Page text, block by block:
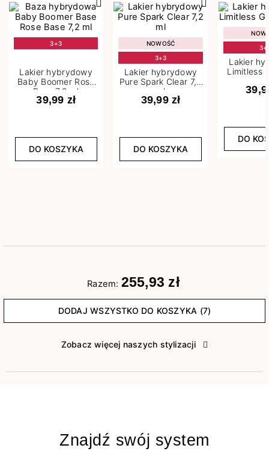
3+3
Lakier hybrydowy
Baby Boomer Rose
Base 7,2 ml
39,99 zł
DO KOSZYKA
NOWOŚĆ
3+3
Lakier hybrydowy
Pure Spark Clear 7,2
ml
39,99 zł
DO KOSZYKA
Lakier
Limitless
DO
Razem: 255,93 zł
DODAJ WSZYSTKO DO KOSZYKA (7)
Zobacz więcej naszych stylizacji
Znajdź swój system